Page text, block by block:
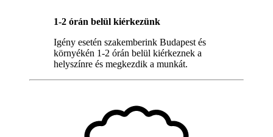
1-2 órán belül kiérkezünk
Igény esetén szakemberink Budapest és
környékén 1-2 órán belül kiérkeznek a
helyszínre és megkezdik a munkát.